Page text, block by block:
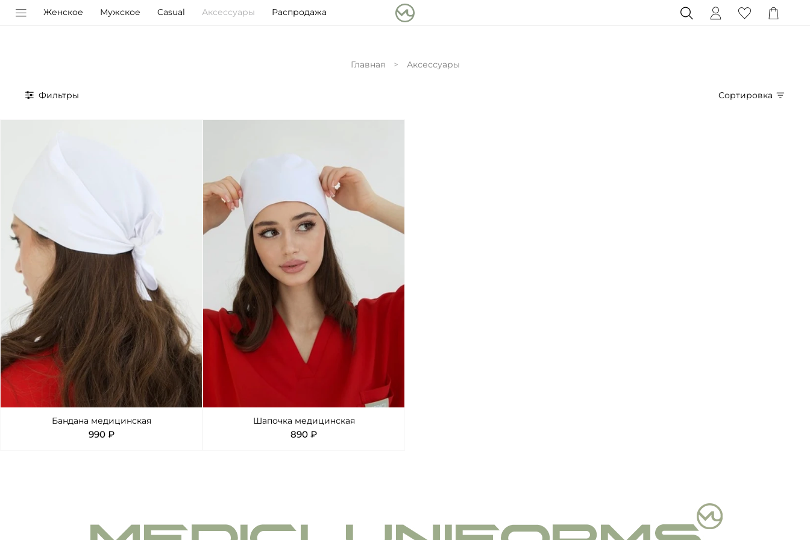
Женское Мужское Casual Аксессуары Распродажа
Главная Аксессуары
Фильтры Сортировка
Бандана медицинская
990 ₽
Шапочка медицинская
890 ₽